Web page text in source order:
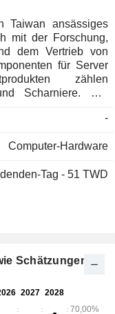
ansässiges
mit der Forschung,
dem Vertrieb von
für Server
zählen
Scharniere. Die
Cloud-
und Gleitschienen
und Holzmöbeln
seine Produkte
-
Computer-Hardware
Tag - 51 TWD
Schätzungen